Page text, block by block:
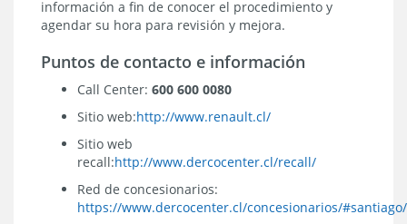
información a fin de conocer el procedimiento y
agendar su hora para revisión y mejora.
Puntos de contacto e información
Call Center: 600 600 0080
Sitio web:http://www.renault.cl/
Sitio web
recall:http://www.dercocenter.cl/recall/
Red de concesionarios:
https://www.dercocenter.cl/concesionarios/